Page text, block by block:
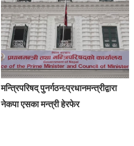
मन्त्रिपरिषद् पुनर्गठन:प्रधानमन्त्रीद्वारा
नेकपा एसका मन्त्री हेरफेर